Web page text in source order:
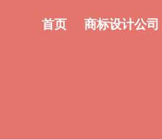
首页 商标设计公司